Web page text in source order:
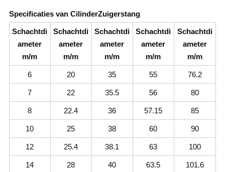
Specificaties van CilinderZuigerstang
Schachtdi
ameter
m/m
Schachtdi
ameter
m/m
Schachtdi
ameter
m/m
Schachtdi
ameter
m/m
Schachtdi
ameter
m/m
6 20 35 55 76.2
7 22 35.5 56 80
8 22.4 36 57.15 85
10 25 38 60 90
12 25.4 38.1 63 100
14 28 40 63.5 101.6